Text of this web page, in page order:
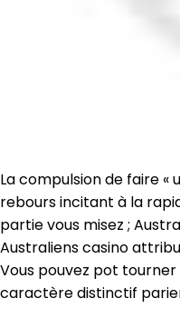
La compulsion de faire
rebours incitant à la
partie vous misez ;
Australiens casino
Vous pouvez pot
caractère distinctif